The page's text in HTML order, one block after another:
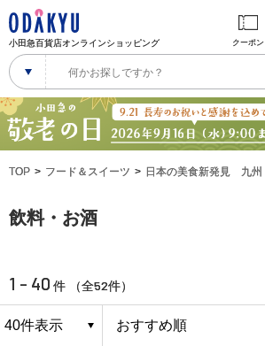
小田急百貨店オンラインショッピング クーポン
TOP フード＆スイーツ 日本の美食新発見 九州
飲料・お酒
1 - 40 件 （全52件）